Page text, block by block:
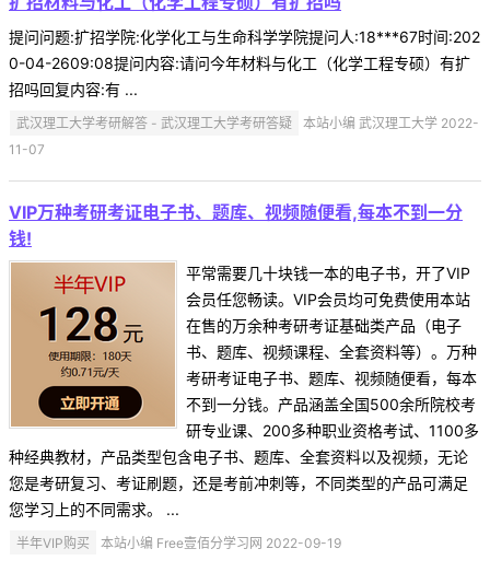
提问问题:扩招学院:化学化工与生命科学学院提问人:18***67时间:202
0-04-2609:08提问内容:请问今年材料与化工（化学工程专硕）有扩
招吗回复内容:有 ...
武汉理工大学考研解答 - 武汉理工大学考研答疑
本站小编 武汉理工大学 2022-
11-07
VIP万种考研考证电子书、题库、视频随便看,每本不到一分
钱!
平常需要几十块钱一本的电子书，开了VIP
会员任您畅读。VIP会员均可免费使用本站
在售的万余种考研考证基础类产品（电子
书、题库、视频课程、全套资料等）。万种
考研考证电子书、题库、视频随便看，每本
不到一分钱。产品涵盖全国500余所院校考
研专业课、200多种职业资格考试、1100多
种经典教材，产品类型包含电子书、题库、全套资料以及视频，无论
您是考研复习、考证刷题，还是考前冲刺等，不同类型的产品可满足
您学习上的不同需求。 ...
半年VIP购买 本站小编 Free壹佰分学习网 2022-09-19